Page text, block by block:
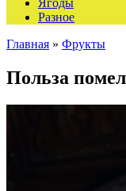
Ягоды
Разное
Главная » Фрукты
Польза